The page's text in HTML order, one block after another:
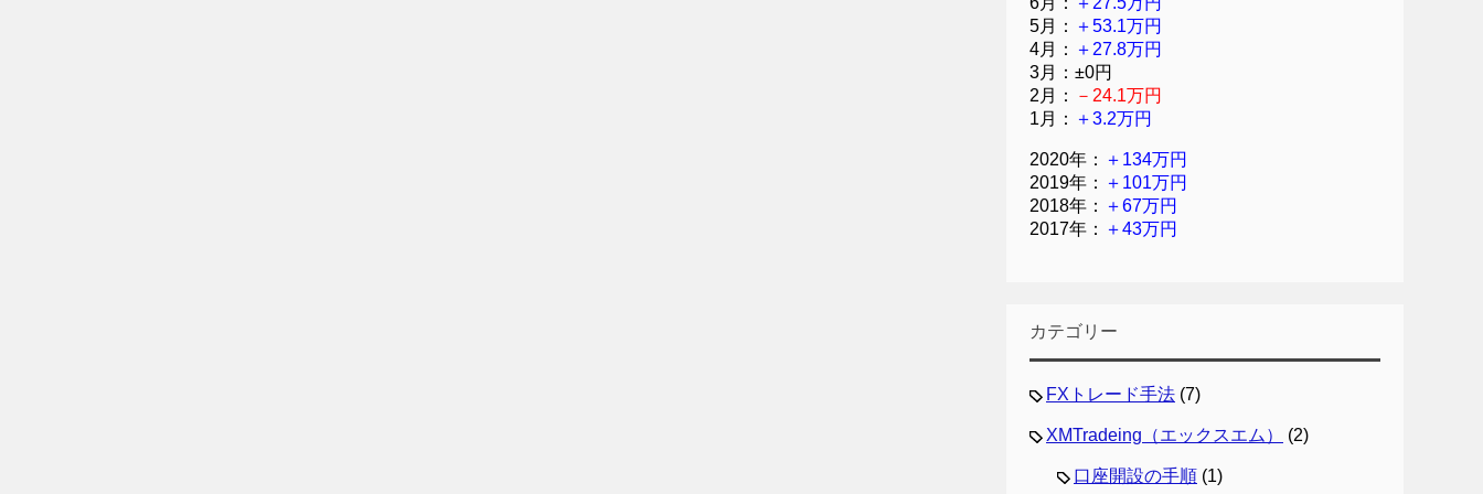
5月： ＋53.1万円
4月： ＋27.8万円
3月：±0円
2月：
－24.1万円
1月： ＋3.2万円
2020年： ＋134万円
2019年： ＋101万円
2018年： ＋67万円
2017年： ＋43万円
カテゴリー
FXトレード手法 (7)
XMTradeing（エックスエム） (2)
口座開設の手順 (1)